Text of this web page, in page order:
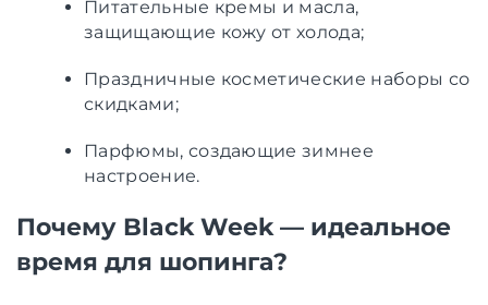
Питательные кремы и масла,
защищающие кожу от холода;
Праздничные косметические наборы со
скидками;
Парфюмы, создающие зимнее
настроение.
Почему Black Week — идеальное
время для шопинга?